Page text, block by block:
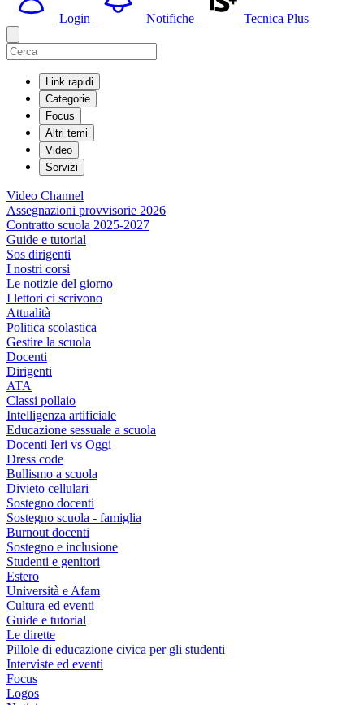
Login Notifiche Tecnica Plus
Link rapidi
Categorie
Focus
Altri temi
Video
Servizi
Video Channel
Assegnazioni provvisorie 2026
Contratto scuola 2025-2027
Guide e tutorial
Sos dirigenti
I nostri corsi
Le notizie del giorno
I lettori ci scrivono
Attualità
Politica scolastica
Gestire la scuola
Docenti
Dirigenti
ATA
Classi pollaio
Intelligenza artificiale
Educazione sessuale a scuola
Docenti Ieri vs Oggi
Dress code
Bullismo a scuola
Divieto cellulari
Sostegno docenti
Sostegno scuola - famiglia
Burnout docenti
Sostegno e inclusione
Studenti e genitori
Estero
Università e Afam
Cultura ed eventi
Guide e tutorial
Le dirette
Pillole di educazione civica per gli studenti
Interviste ed eventi
Focus
Logos